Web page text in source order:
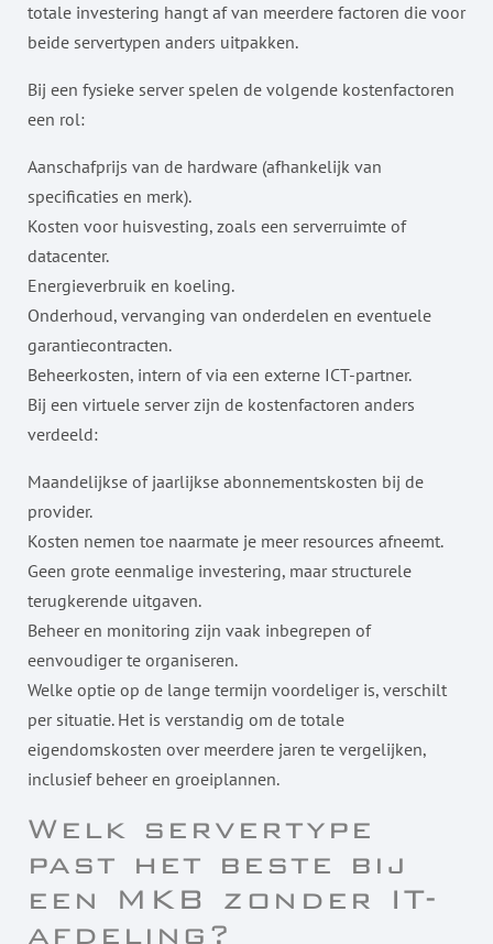
totale investering hangt af van meerdere factoren die voor
beide servertypen anders uitpakken.
Bij een fysieke server spelen de volgende kostenfactoren
een rol:
Aanschafprijs van de hardware (afhankelijk van
specificaties en merk).
Kosten voor huisvesting, zoals een serverruimte of
datacenter.
Energieverbruik en koeling.
Onderhoud, vervanging van onderdelen en eventuele
garantiecontracten.
Beheerkosten, intern of via een externe ICT-partner.
Bij een virtuele server zijn de kostenfactoren anders
verdeeld:
Maandelijkse of jaarlijkse abonnementskosten bij de
provider.
Kosten nemen toe naarmate je meer resources afneemt.
Geen grote eenmalige investering, maar structurele
terugkerende uitgaven.
Beheer en monitoring zijn vaak inbegrepen of
eenvoudiger te organiseren.
Welke optie op de lange termijn voordeliger is, verschilt
per situatie. Het is verstandig om de totale
eigendomskosten over meerdere jaren te vergelijken,
inclusief beheer en groeiplannen.
Welk servertype
past het beste bij
een MKB zonder IT-
afdeling?